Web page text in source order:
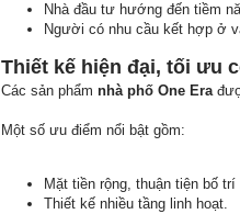
Nhà đầu tư hướng đến tiềm
Người có nhu cầu kết hợp ở
Thiết kế hiện đại, tối ưu
Các sản phẩm nhà phố One Era
Một số ưu điểm nổi bật gồm:
Mặt tiền rộng, thuận tiện bố trí
Thiết kế nhiều tầng linh hoạt.